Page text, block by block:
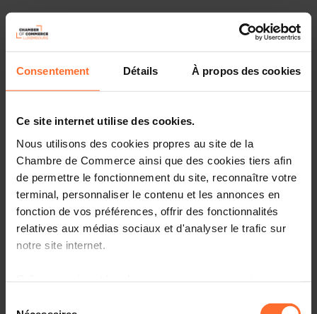
Consentement Détails À propos des cookies
Ce site internet utilise des cookies.
Nous utilisons des cookies propres au site de la
Chambre de Commerce ainsi que des cookies tiers afin
de permettre le fonctionnement du site, reconnaître votre
terminal, personnaliser le contenu et les annonces en
fonction de vos préférences, offrir des fonctionnalités
relatives aux médias sociaux et d'analyser le trafic sur
notre site internet.
More information about Space Tech Expo can be